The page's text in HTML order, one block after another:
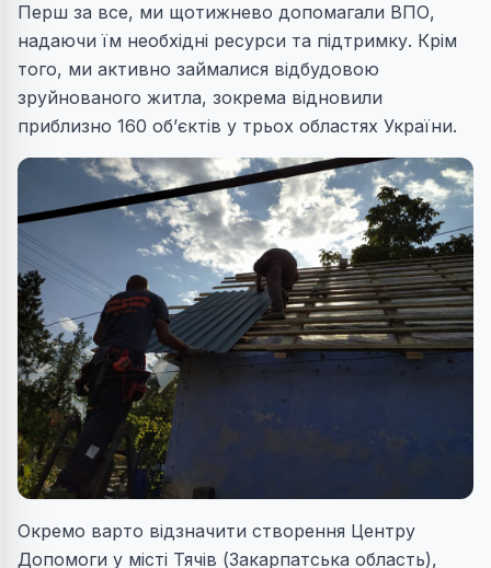
Перш за все, ми щотижнево допомагали ВПО,
надаючи їм необхідні ресурси та підтримку. Крім
того, ми активно займалися відбудовою
зруйнованого житла, зокрема відновили
приблизно 160 об’єктів у трьох областях України.
Окремо варто відзначити створення Центру
Допомоги у місті Тячів (Закарпатська область),